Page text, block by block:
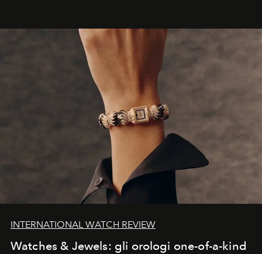
INTERNATIONAL WATCH REVIEW
Watches & Jewels: gli orologi one-of-a-kind